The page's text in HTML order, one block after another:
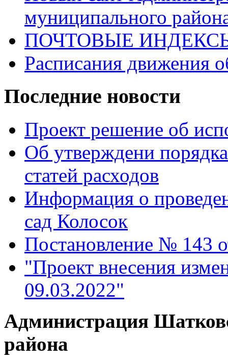
муниципального
ПОЧТОВЫЕ
Расписания движения
Последние новости
Проект решение об
Об утверждени
статей расходов
Информация о
сад Колосок
Постановление № 143
"Проект внесения
09.03.2022"
Администрация
района